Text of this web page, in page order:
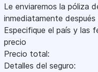
Le enviaremos la póliza
inmediatamente después
Especifique el país y las
precio
Precio total:
Detalles del seguro: